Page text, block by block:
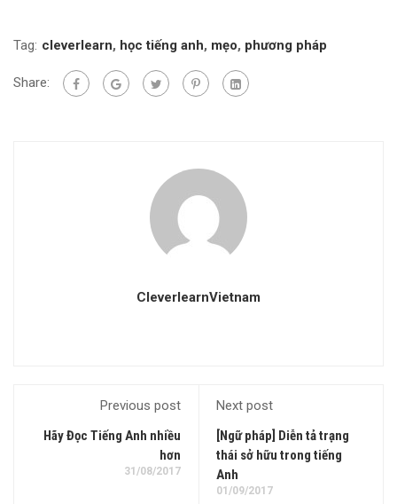
Tag: cleverlearn, học tiếng anh, mẹo, phương pháp
Share:
CleverlearnVietnam
Previous post
Hãy Đọc Tiếng Anh nhiều
hơn
31/08/2017
Next post
[Ngữ pháp] Diễn tả trạng
thái sở hữu trong tiếng
Anh
01/09/2017